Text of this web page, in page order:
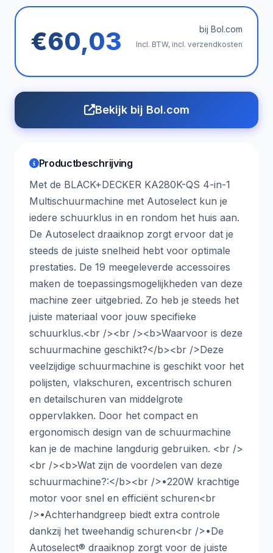
€60,03 bij Bol.com
Incl. BTW, incl. verzendkosten
Bekijk bij Bol.com
Productbeschrijving
Met de BLACK+DECKER KA280K-QS 4-in-1
Multischuurmachine met Autoselect kun je
iedere schuurklus in en rondom het huis aan.
De Autoselect draaiknop zorgt ervoor dat je
steeds de juiste snelheid hebt voor optimale
prestaties. De 19 meegeleverde accessoires
maken de toepassingsmogelijkheden van deze
machine zeer uitgebried. Zo heb je steeds het
juiste materiaal voor jouw specifieke
schuurklus.<br /><br /><b>Waarvoor is deze
schuurmachine geschikt?</b><br />Deze
veelzijdige schuurmachine is geschikt voor het
polijsten, vlakschuren, excentrisch schuren
en detailschuren van middelgrote
oppervlakken. Door het compact en
ergonomisch design van de schuurmachine
kan je de machine langdurig gebruiken. <br />
<br /><b>Wat zijn de voordelen van deze
schuurmachine?:</b><br />•220W krachtige
motor voor snel en efficiënt schuren<br
/>•Achterhandgreep biedt extra controle
dankzij het tweehandig schuren<br />•De
Autoselect® draaiknop zorgt voor de juiste